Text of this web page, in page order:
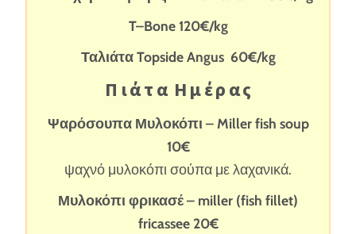
T–Bone 120€/kg
Ταλιάτα Topside Angus 60€/kg
Π ι ά τ α Η μ έ ρ α ς
Ψαρόσουπα Μυλοκόπι – Millerfish soup
10€
ψαχνό μυλοκόπι σούπα με λαχανικά.
Μυλοκόπι φρικασέ – miller (fish fillet)
fricassee 20€